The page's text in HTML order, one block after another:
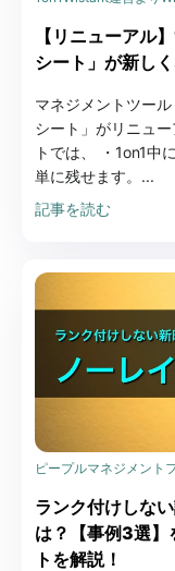
【リニューアル
シート」が新し
マネジメントツー
シート」がリニュ
トでは、 ・1on1中
単に残せます。...
記事を読む
ピープルマネジメント
ランク付けしな
は？【事例3選】
トを解説！